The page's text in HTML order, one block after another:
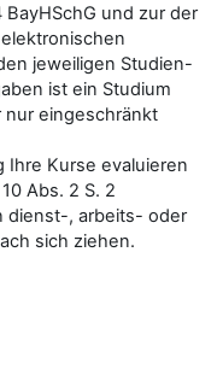
und zur der
jeweiligen Studien-
ist ein Studium
nur eingeschränkt
Ihre Kurse evaluieren
Abs. 2 S. 2
dienst-, arbeits- oder
sich ziehen.